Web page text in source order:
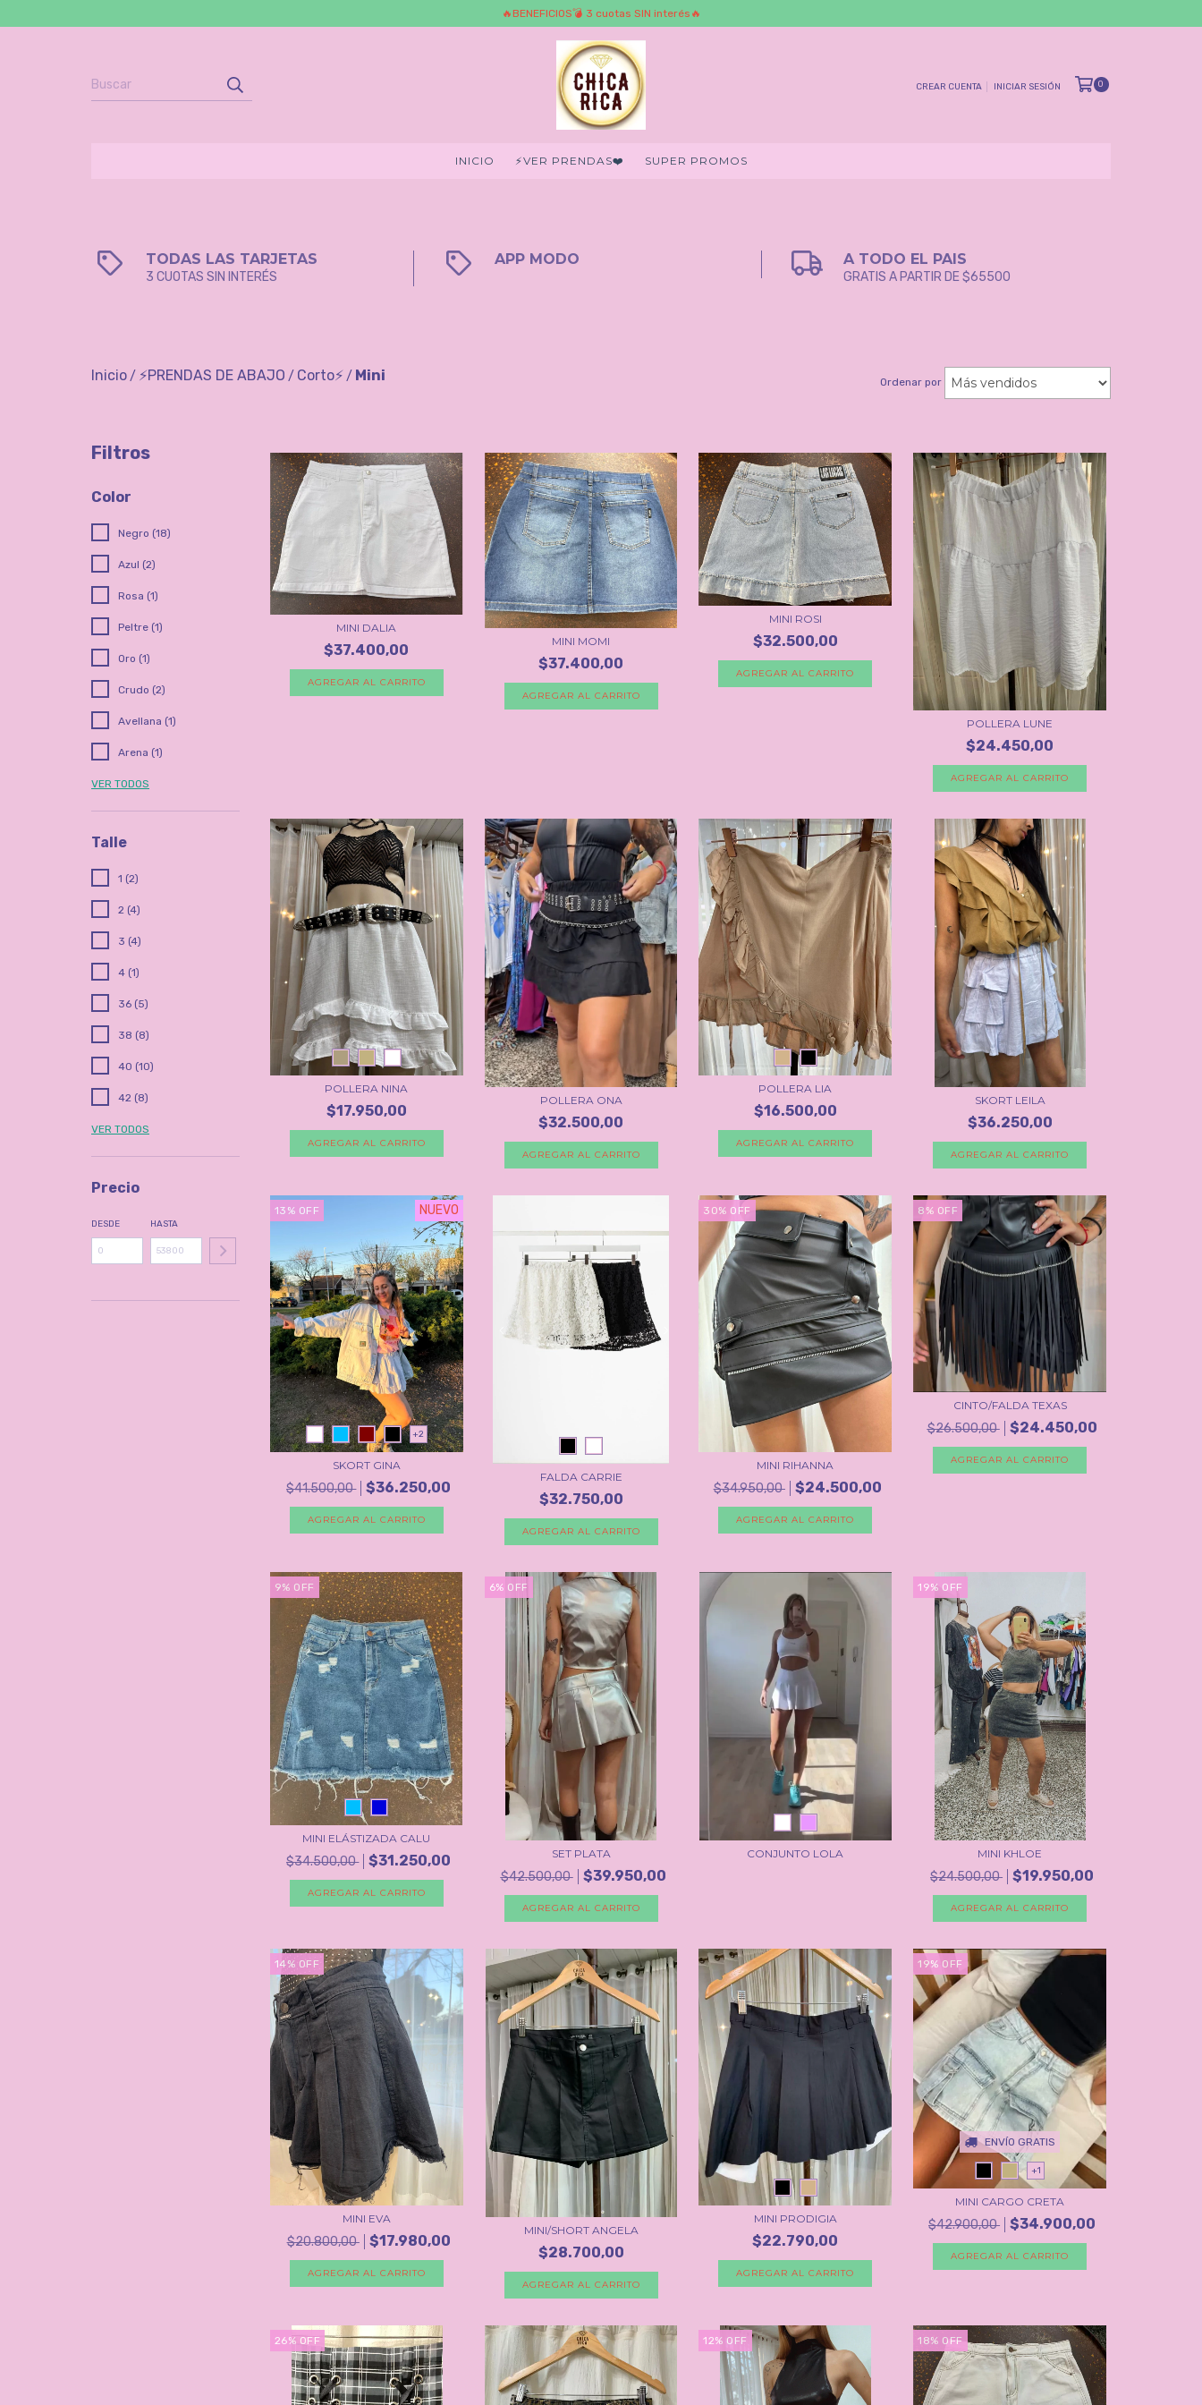
🔥BENEFICIOS💣 3 cuotas SIN interés🔥
CREAR CUENTA INICIAR SESIÓN 0
INICIO ⚡️VER PRENDAS❤️‍ SUPER PROMOS
TODAS LAS TARJETAS
3 CUOTAS SIN INTERÉS
APP MODO A TODO EL PAIS
GRATIS A PARTIR DE $65500
Inicio/ ⚡️PRENDAS DE ABAJO / Corto⚡️/ Mini Ordenar por
Filtros
Color
Negro (18)
Azul (2)
Rosa (1)
Peltre (1)
Oro (1)
Crudo (2)
Avellana (1)
Arena (1)
VER TODOS
Talle
1 (2)
2 (4)
3 (4)
4 (1)
36 (5)
38 (8)
40 (10)
42 (8)
VER TODOS
Precio
DESDE HASTA
MINI DALIA
$37.400,00
AGREGAR AL CARRITO
MINI MOMI
$37.400,00
AGREGAR AL CARRITO
MINI ROSI
$32.500,00
AGREGAR AL CARRITO
POLLERA LUNE
$24.450,00
AGREGAR AL CARRITO
POLLERA NINA
$17.950,00
AGREGAR AL CARRITO
POLLERA ONA
$32.500,00
AGREGAR AL CARRITO
POLLERA LIA
$16.500,00
AGREGAR AL CARRITO
SKORT LEILA
$36.250,00
AGREGAR AL CARRITO
13 % OFF NUEVO
+2
SKORT GINA
$41.500,00 $36.250,00
AGREGAR AL CARRITO
FALDA CARRIE
$32.750,00
AGREGAR AL CARRITO
30% OFF
MINI RIHANNA
$34.950,00 $24.500,00
AGREGAR AL CARRITO
8 % OFF
CINTO/FALDA TEXAS
$26.500,00 $24.450,00
AGREGAR AL CARRITO
9% OFF
MINI ELÁSTIZADA CALU
$34.500,00 $31.250,00
AGREGAR AL CARRITO
6% OFF
SET PLATA
$42.500,00 $39.950,00
AGREGAR AL CARRITO
CONJUNTO LOLA
19% OFF
MINI KHLOE
$24.500,00 $19.950,00
AGREGAR AL CARRITO
14% OFF
MINI EVA
$20.800,00 $17.980,00
AGREGAR AL CARRITO
MINI/SHORT ANGELA
$28.700,00
AGREGAR AL CARRITO
MINI PRODIGIA
$22.790,00
AGREGAR AL CARRITO
19% OFF
ENVÍO GRATIS
+1
MINI CARGO CRETA
$42.900,00 $34.900,00
AGREGAR AL CARRITO
26% OFF 12% OFF 18% OFF